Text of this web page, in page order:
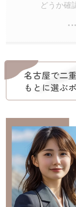
どうか確
名古屋で二
もとに選ぶ